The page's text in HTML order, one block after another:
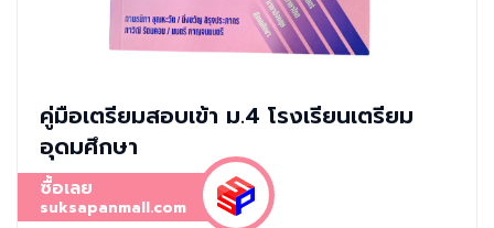
คู่มือเตรียมสอบเข้า ม.4 โรงเรียนเตรียม
อุดมศึกษา
ซื้อเลย
suksapanmall.com